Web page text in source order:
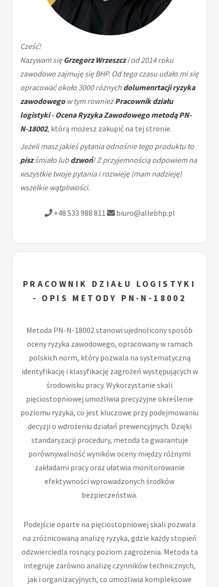
Cześć!
Nazywam sięGrzegorz Wrzeszczi od 2014 roku
zawodowo zajmuję się BHP. Od tego czasu udało mi się
opracować około 3000 różnych dolumenrtacji ryzyka
zawodowegow tym rownieżPracownik działu
logistyki - Ocena Ryzyka Zawodowego metodą PN-
N-18002, którą możesz zakupić na tej stronie.
Jeżeli masz jakieś pytania odnośnie tego produktu to
piszśmiało lubdzwoń! Z przyjemnością odpowiem na
wszystkie twoje pytania i rozwieję (mam nadzieję)
wszelkie wątpliwości.
+48 533 988 811 biuro@allebhp.pl
PRACOWNIK DZIAŁU LOGISTYKI
- OPIS METODY PN-N-18002
Metoda PN-N-18002 stanowi ujednolicony sposób
oceny ryzyka zawodowego, opracowany w ramach
polskich norm, który pozwala na systematyczną
identyfikację i klasyfikację zagrożeń występujących w
środowisku pracy. Wykorzystanie skali
pięciostopniowej umożliwia precyzyjne określenie
poziomu ryzyka, co jest kluczowe przy podejmowaniu
decyzji o wdrożeniu działań prewencyjnych. Dzięki
standaryzacji procedury, metoda ta gwarantuje
porównywalność wyników oceny między różnymi
zakładami pracy oraz ułatwia monitorowanie
efektywności wprowadzonych środków
bezpieczeństwa.
Podejście oparte na pięciostopniowej skali pozwala
na zróżnicowaną analizę ryzyka, gdzie każdy stopień
odzwierciedla rosnący poziom zagrożenia. Metoda ta
integruje zarówno analizę czynników technicznych,
jak i organizacyjnych, co umożliwia kompleksowe